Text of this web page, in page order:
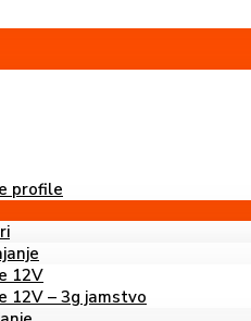
profile
12V
12V – 3g jamstvo